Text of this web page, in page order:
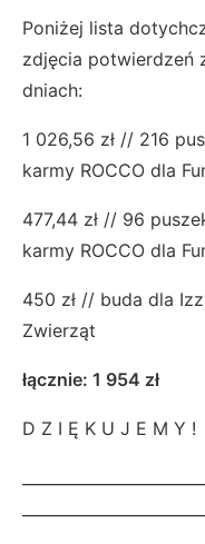
Poniżej lista
zdjęcia potwierdzeń
dniach:
1 026,56 zł // 216
karmy ROCCO dla
477,44 zł // 96
karmy ROCCO dla
450 zł // buda dla
Zwierząt
łącznie: 1 954 zł
D Z I Ę K U J E M Y !